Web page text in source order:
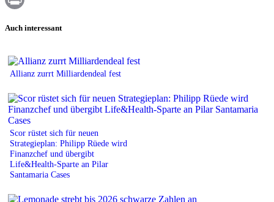
Auch interessant
Allianz zurrt Milliardendeal fest
Scor rüstet sich für neuen
Strategieplan: Philipp Rüede wird
Finanzchef und übergibt
Life&Health-Sparte an Pilar
Santamaria Cases